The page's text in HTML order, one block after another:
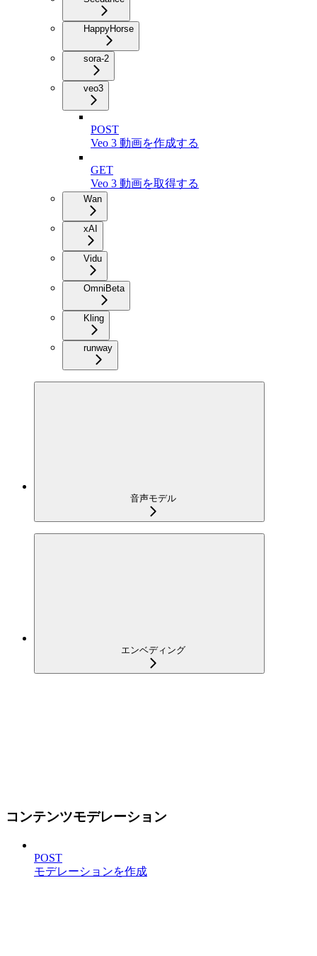
HappyHorse
sora-2
veo3
POST
Veo 3 動画を作成する
GET
Veo 3 動画を取得する
Wan
xAI
Vidu
Omni Beta
Kling
runway
音声モデル
エンベディング
コンテンツモデレーション
POST
モデレーションを作成